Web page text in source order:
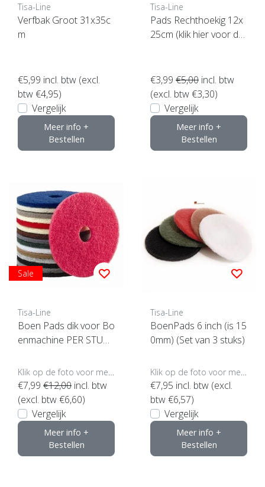
Tisa-Line
Verfbak Groot 31x35c
m
€5,99 incl. btw (excl.
btw €4,95)
Vergelijk
Meer info +
Bestellen
Tisa-Line
Pads Rechthoekig 12x
25cm (klik hier voor de
€3,99 €5,00 incl. btw
(excl. btw €3,30)
Vergelijk
Meer info +
Bestellen
Sale
Tisa-Line
Boen Pads dik voor Bo
enmachine PER STUK
kleuren)
€7,99 €12,00 incl. btw
(excl. btw €6,60)
Vergelijk
Meer info +
Bestellen
Tisa-Line
BoenPads 6 inch (is 15
0mm) (Set van 3 stuks)
€7,95 incl. btw (excl.
btw €6,57)
Vergelijk
Meer info +
Bestellen